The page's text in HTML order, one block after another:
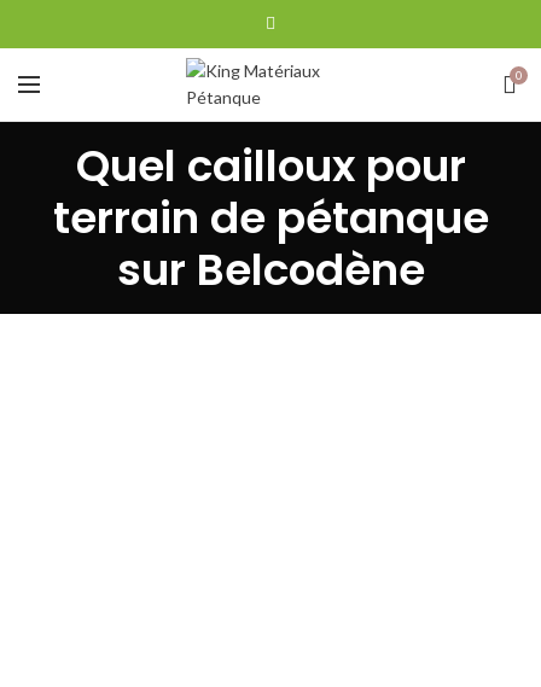
0
Quel cailloux pour
terrain de pétanque
sur Belcodène